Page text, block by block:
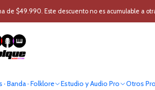
Banda · Folklore Estudio y Audio Pro Otros
de $49.990. Este descuento no es acumulable a
DJ Compresor Compresor Behringer
Compresor
Antes de comprar verifica